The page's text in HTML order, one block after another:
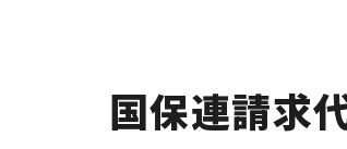
国保連請求